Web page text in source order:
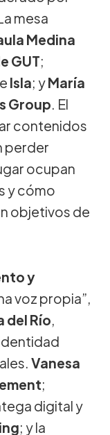
mesa
Medina
GUT;
Isla; yMaría
Group. El
contenidos
perder
ocupan
y cómo
objetivos de
y
voz propia”,
del Río,
Vanesa
;
digital y
; y la